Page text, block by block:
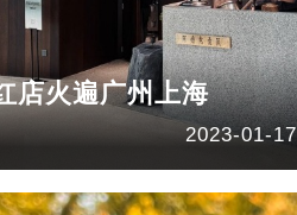
店火遍广州上海
2023-01-17